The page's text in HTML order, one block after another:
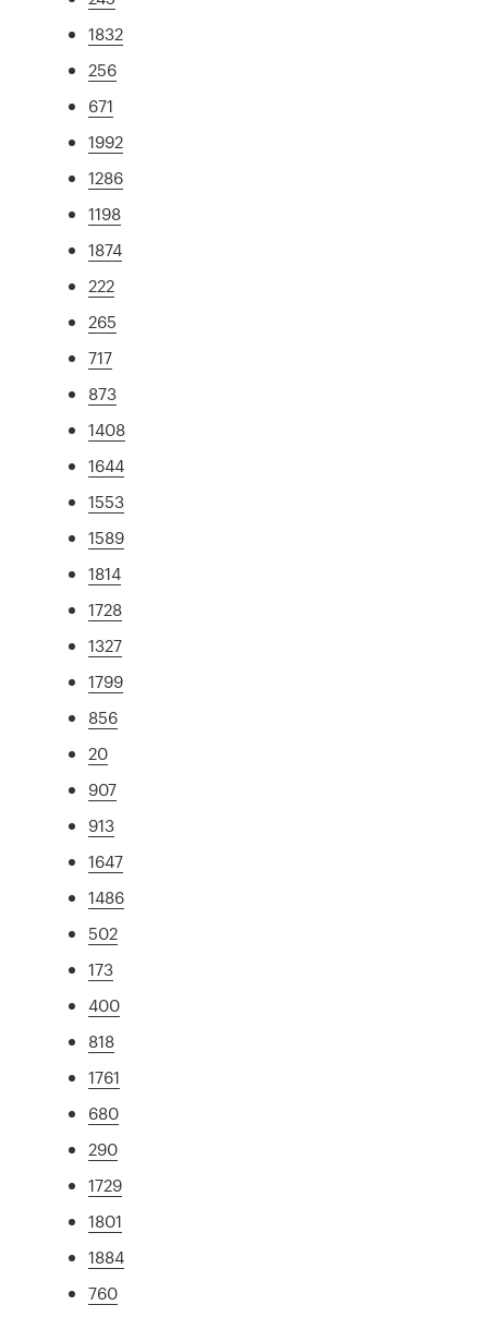
1832
256
671
1992
1286
1198
1874
222
265
717
873
1408
1644
1553
1589
1814
1728
1327
1799
856
20
907
913
1647
1486
502
173
400
818
1761
680
290
1729
1801
1884
760